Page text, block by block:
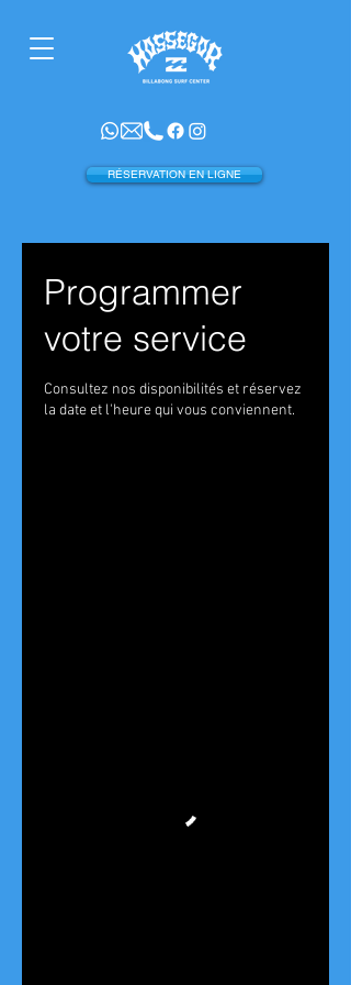
RÉSERVATION EN LIGNE
Programmer
votre service
Consultez nos disponibilités et réservez
la date et l'heure qui vous conviennent.